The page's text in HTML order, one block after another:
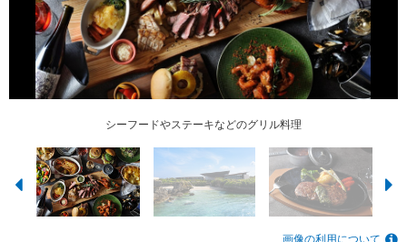
シーフードやステーキなどのグリル料理
入り江を囲むように佇む
ステーキ
藁焼きステーキ
キッズプレート
トロピカルパフェ
オリジナルハンバーガー
琉球石灰岩の石垣「グック」に囲まれたエントランス
美しい夕焼けを眺めながら
海を一望するダイニング
画像の利用について